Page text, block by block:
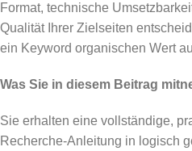
Format, technische
Qualität Ihrer Zielseiten
ein Keyword organischen Wert
Was Sie in diesem Beitrag
Sie erhalten eine vollständige,
Recherche-Anleitung in logisch